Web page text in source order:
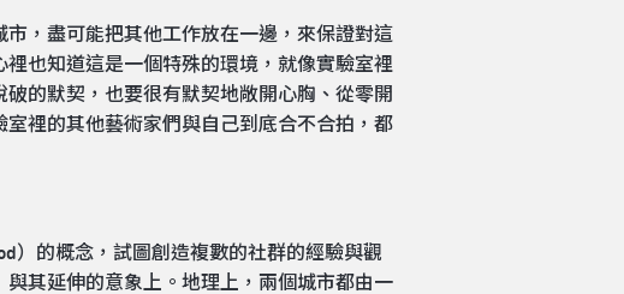
，盡可能把其他工作放在一邊，來保證對這
也知道這是一個特殊的環境，就像實驗室裡
的默契，也要很有默契地敞開心胸、從零開
裡的其他藝術家們與自己到底合不合拍，都
）的概念，試圖創造複數的社群的經驗與觀
其延伸的意象上。地理上，兩個城市都由一